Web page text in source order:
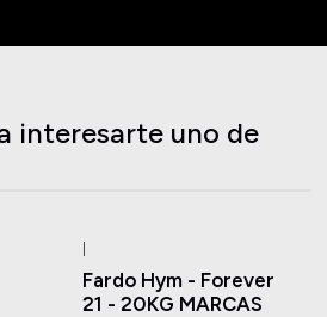
interesarte uno de
Fardo Hym - Forever
21 - 20KG MARCAS